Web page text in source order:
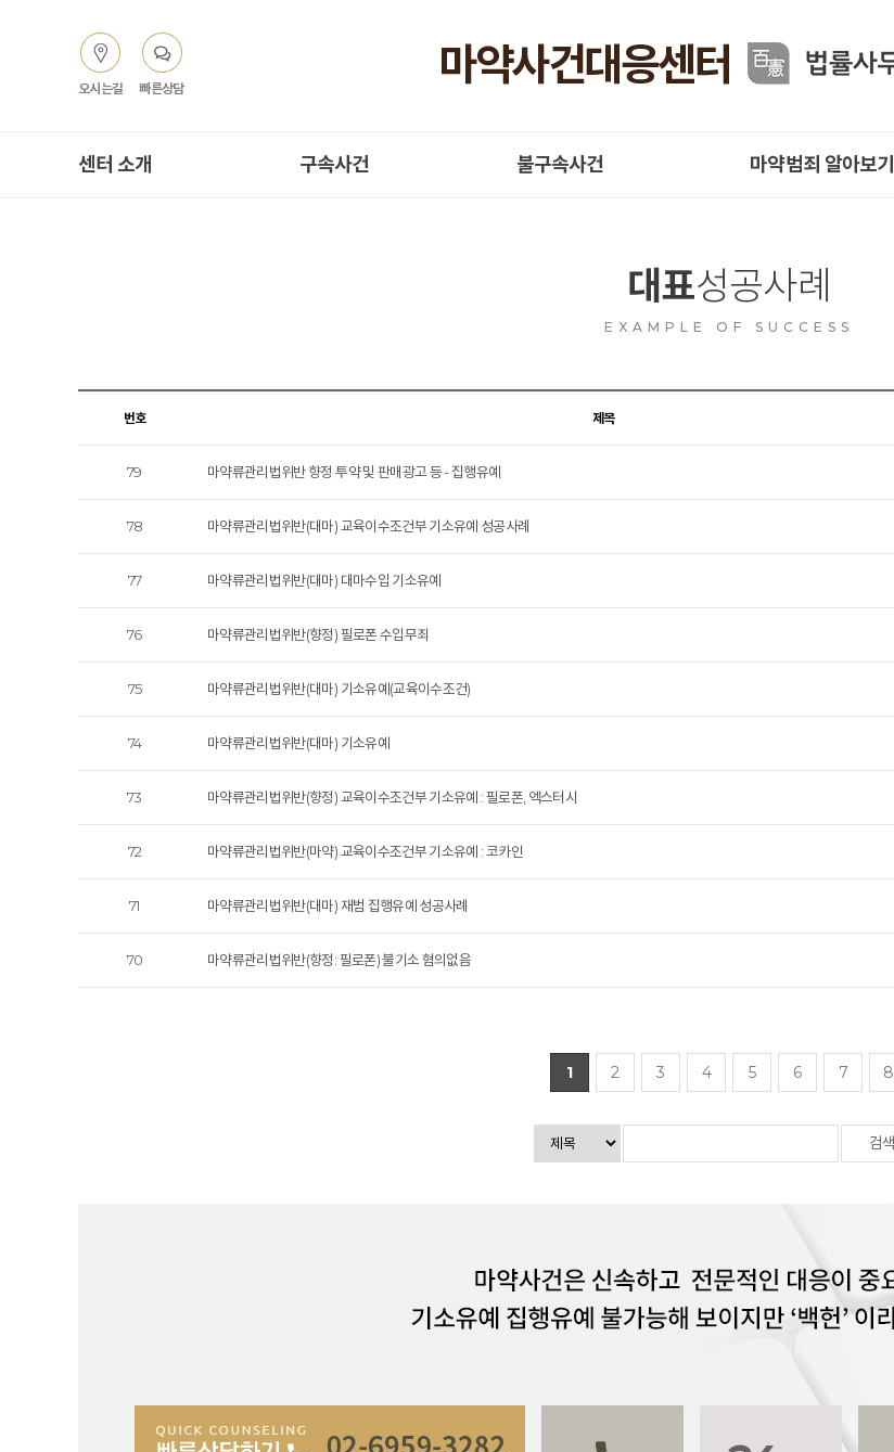
오시는길 빠른상담
센터 소개 구속사건 불구속사건 마약범죄 알아보기
대표성공사례
EXAMPLE OF SUCCESS
번호 제목
79 마약류관리법위반 향정 투약 및 판매광고 등 - 집행유예
78 마약류관리법위반(대마) 교육이수조건부 기소유예 성공사례
77 마약류관리법위반(대마) 대마수입 기소유예
76 마약류관리법위반(향정) 필로폰 수입무죄
75 마약류관리법위반(대마) 기소유예(교육이수조건)
74 마약류관리법위반(대마) 기소유예
73 마약류관리법위반(향정) 교육이수조건부 기소유예 : 필로폰, 엑스터시
72 마약류관리법위반(마약) 교육이수조건부 기소유예 : 코카인
71 마약류관리법위반(대마) 재범 집행유예 성공사례
70 마약류관리법위반(향정: 필로폰) 불기소 혐의없음
1 2 3 4 5 6 7 8